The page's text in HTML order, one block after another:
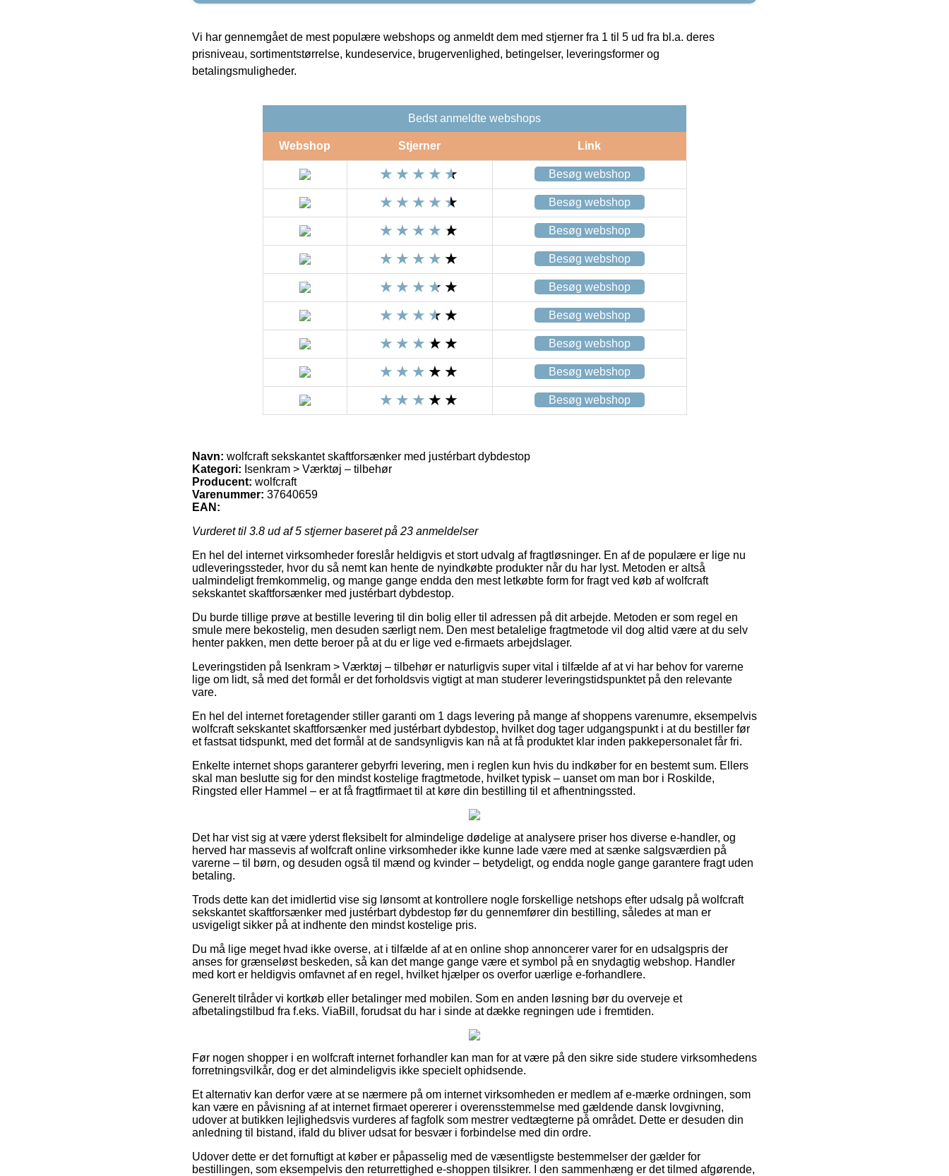
Vi har gennemgået de mest populære webshops og anmeldt dem med stjerner fra 1 til 5 ud fra bl.a. deres
prisniveau, sortimentstørrelse, kundeservice, brugervenlighed, betingelser, leveringsformer og
betalingsmuligheder.
Bedst anmeldte webshops
Webshop Stjerner Link
Besøg webshop
Besøg webshop
Besøg webshop
Besøg webshop
Besøg webshop
Besøg webshop
Besøg webshop
Besøg webshop
Besøg webshop
Navn: wolfcraft sekskantet skaftforsænker med justérbart dybdestop
Kategori: Isenkram > Værktøj – tilbehør
Producent: wolfcraft
Varenummer: 37640659
EAN:
Vurderet til 3.8 ud af 5 stjerner baseret på 23 anmeldelser
En hel del internet virksomheder foreslår heldigvis et stort udvalg af fragtløsninger. En af de populære er lige nu
udleveringssteder, hvor du så nemt kan hente de nyindkøbte produkter når du har lyst. Metoden er altså
ualmindeligt fremkommelig, og mange gange endda den mest letkøbte form for fragt ved køb af wolfcraft
sekskantet skaftforsænker med justérbart dybdestop.
Du burde tillige prøve at bestille levering til din bolig eller til adressen på dit arbejde. Metoden er som regel en
smule mere bekostelig, men desuden særligt nem. Den mest betalelige fragtmetode vil dog altid være at du selv
henter pakken, men dette beroer på at du er lige ved e-firmaets arbejdslager.
Leveringstiden på Isenkram > Værktøj – tilbehør er naturligvis super vital i tilfælde af at vi har behov for varerne
lige om lidt, så med det formål er det forholdsvis vigtigt at man studerer leveringstidspunktet på den relevante
vare.
En hel del internet foretagender stiller garanti om 1 dags levering på mange af shoppens varenumre, eksempelvis
wolfcraft sekskantet skaftforsænker med justérbart dybdestop, hvilket dog tager udgangspunkt i at du bestiller før
et fastsat tidspunkt, med det formål at de sandsynligvis kan nå at få produktet klar inden pakkepersonalet får fri.
Enkelte internet shops garanterer gebyrfri levering, men i reglen kun hvis du indkøber for en bestemt sum. Ellers
skal man beslutte sig for den mindst kostelige fragtmetode, hvilket typisk – uanset om man bor i Roskilde,
Ringsted eller Hammel – er at få fragtfirmaet til at køre din bestilling til et afhentningssted.
Det har vist sig at være yderst fleksibelt for almindelige dødelige at analysere priser hos diverse e-handler, og
herved har massevis af wolfcraft online virksomheder ikke kunne lade være med at sænke salgsværdien på
varerne – til børn, og desuden også til mænd og kvinder – betydeligt, og endda nogle gange garantere fragt uden
betaling.
Trods dette kan det imidlertid vise sig lønsomt at kontrollere nogle forskellige netshops efter udsalg på wolfcraft
sekskantet skaftforsænker med justérbart dybdestop før du gennemfører din bestilling, således at man er
usvigeligt sikker på at indhente den mindst kostelige pris.
Du må lige meget hvad ikke overse, at i tilfælde af at en online shop annoncerer varer for en udsalgspris der
anses for grænseløst beskeden, så kan det mange gange være et symbol på en snydagtig webshop. Handler
med kort er heldigvis omfavnet af en regel, hvilket hjælper os overfor uærlige e-forhandlere.
Generelt tilråder vi kortkøb eller betalinger med mobilen. Som en anden løsning bør du overveje et
afbetalingstilbud fra f.eks. ViaBill, forudsat du har i sinde at dække regningen ude i fremtiden.
Før nogen shopper i en wolfcraft internet forhandler kan man for at være på den sikre side studere virksomhedens
forretningsvilkår, dog er det almindeligvis ikke specielt ophidsende.
Et alternativ kan derfor være at se nærmere på om internet virksomheden er medlem af e-mærke ordningen, som
kan være en påvisning af at internet firmaet opererer i overensstemmelse med gældende dansk lovgivning,
udover at butikken lejlighedsvis vurderes af fagfolk som mestrer vedtægterne på området. Dette er desuden din
anledning til bistand, ifald du bliver udsat for besvær i forbindelse med din ordre.
Udover dette er det fornuftigt at køber er påpasselig med de væsentligste bestemmelser der gælder for
bestillingen, som eksempelvis den returrettighed e-shoppen tilsikrer. I den sammenhæng er det tilmed afgørende,